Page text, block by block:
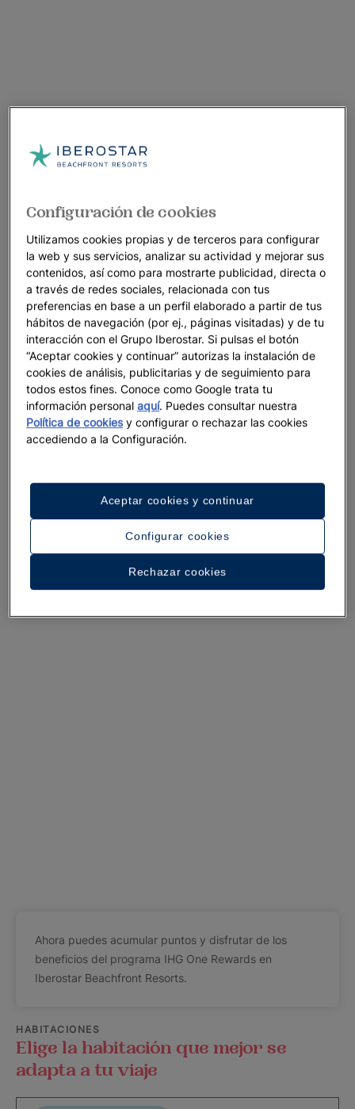
Un paseo por el hotel
Ahora puedes acumular puntos y disfrutar de los
beneficios del programa IHG One Rewards en
Iberostar Beachfront Resorts.
HABITACIONES
Elige la habitación que mejor se
adapta a tu viaje
Configuración de cookies
Utilizamos cookies propias y de terceros para configurar
la web y sus servicios, analizar su actividad y mejorar sus
contenidos, así como para mostrarte publicidad, directa o
a través de redes sociales, relacionada con tus
preferencias en base a un perfil elaborado a partir de tus
hábitos de navegación (por ej., páginas visitadas) y de tu
interacción con el Grupo Iberostar. Si pulsas el botón
“Aceptar cookies y continuar” autorizas la instalación de
cookies de análisis, publicitarias y de seguimiento para
todos estos fines. Conoce como Google trata tu
información personalaquí. Puedes consultar nuestra
Política de cookiesy configurar o rechazar las cookies
accediendo a la Configuración.
Configurar cookies
Rechazar cookies
Aceptar cookies y continuar